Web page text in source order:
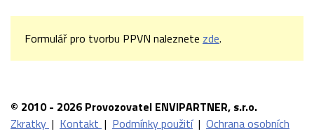
Formulář pro tvorbu PPVN naleznete zde.
© 2010 - 2026 Provozovatel ENVIPARTNER, s.r.o.
Zkratky | Kontakt | Podmínky použití | Ochrana osobních